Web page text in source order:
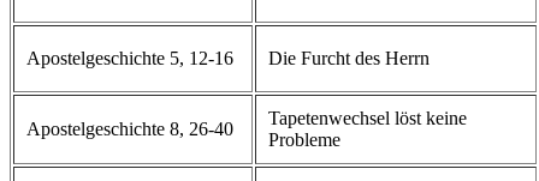
Apostelgeschichte 5, 12-16 Die Furcht des Herrn
Apostelgeschichte 8, 26-40
Tapetenwechsel löst keine
Probleme